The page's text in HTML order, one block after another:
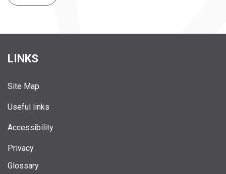
LINKS
Site Map
Useful links
Accessibility
Privacy
Glossary